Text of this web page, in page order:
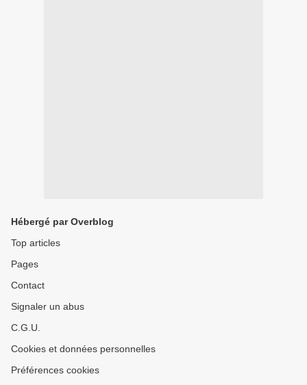
Hébergé par Overblog
Top articles
Pages
Contact
Signaler un abus
C.G.U.
Cookies et données personnelles
Préférences cookies